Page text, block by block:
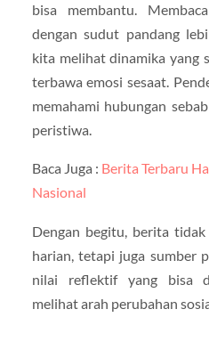
bisa membantu.
dengan sudut pandang
kita melihat dinamika yang
terbawa emosi sesaat.
memahami hubungan
peristiwa.
Baca Juga : Berita Terbaru
Nasional
Dengan begitu, berita
harian, tetapi juga sumber
nilai reflektif yang bisa
melihat arah perubahan